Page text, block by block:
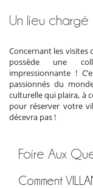
Un lieu chargé
Concernant les visites
possède une
impressionnante !
passionnés du
culturelle qui plaira, à
pour réserver votre
décevra pas !
Foire Aux
Comment